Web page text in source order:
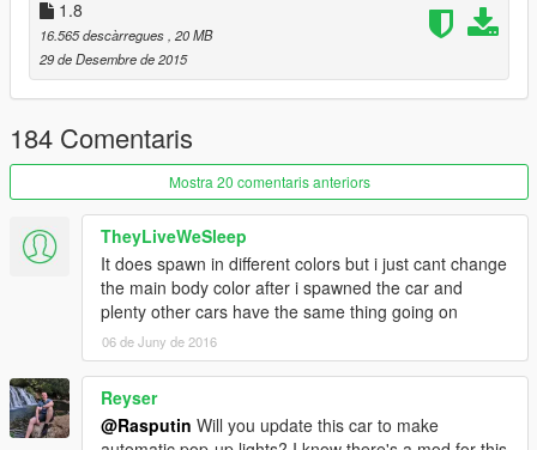
1.8
16.565 descàrregues , 20 MB
29 de Desembre de 2015
184 Comentaris
Mostra 20 comentaris anteriors
TheyLiveWeSleep
It does spawn in different colors but i just cant change
the main body color after i spawned the car and
plenty other cars have the same thing going on
06 de Juny de 2016
Reyser
@Rasputin Will you update this car to make